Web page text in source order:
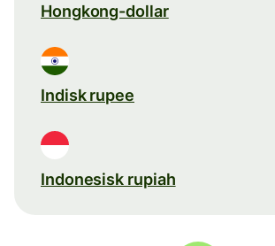
Hongkong-dollar
Indisk rupee
Indonesisk rupiah